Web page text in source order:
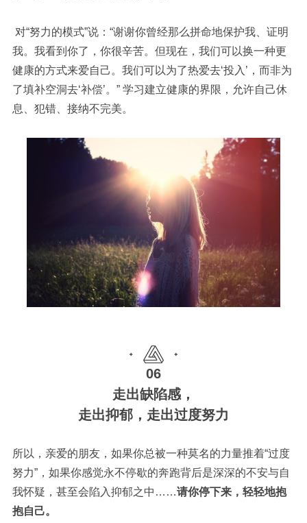
对“努力的模式”说：“谢谢你曾经那么拼命地保护我、证明
我。我看到你了，你很辛苦。但现在，我们可以换一种更
健康的方式来爱自己。我们可以为了热爱去‘投入’，而非为
了填补空洞去‘补偿’。” 学习建立健康的界限，允许自己休
息、犯错、接纳不完美。
06
走出缺陷感，
走出抑郁，走出过度努力
所以，亲爱的朋友，如果你总被一种莫名的力量推着“过度
努力”，如果你感觉永不停歇的奔跑背后是深深的不安与自
我怀疑，甚至会陷入抑郁之中……请你停下来，轻轻地抱
抱自己。